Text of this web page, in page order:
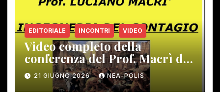
EDITORIALE INCONTRI VIDEO
Video completo della
conferenza del Prof. Macrì del
12 giugno scorso
21 GIUGNO 2026 NEA-POLIS